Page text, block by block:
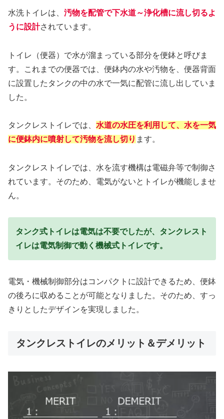
水洗トイレは、 汚物を配管で下水道～浄化槽に流し切るよ
うに設計されています。
トイレ（便器）で水が溜まっている部分を便鉢と呼びま
す。これまでの便器では、便鉢内の水や汚物を、便器背面
に設置したタンクの中の水で一気に配管に流し出していま
した。
タンクレストイレでは、 水道の水圧を利用して、水を一気
に便鉢内に噴射して汚物を流し切り ます。
タンクレストイレでは、水を流す機構は電磁弁等で制御さ
れています。そのため、電気がないとトイレが機能しませ
ん。
タンク式トイレは電気は不要でしたが、タンクレスト
イレは電気制御で動く機械式トイレです。
電気・機械制御部分はコンパクトに設計できるため、便鉢
の後ろに収めることが可能となりました。そのため、すっ
きりとしたデザインを実現しました。
タンクレストイレのメリット＆デメリット